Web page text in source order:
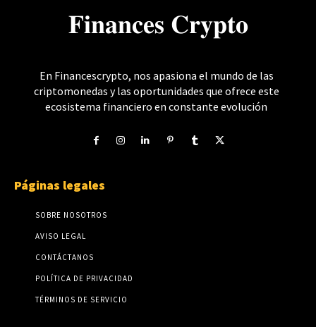
𝐅𝐢𝐧𝐚𝐧𝐜𝐞𝐬 𝐂𝐫𝐲𝐩𝐭𝐨
En Financescrypto, nos apasiona el mundo de las
criptomonedas y las oportunidades que ofrece este
ecosistema financiero en constante evolución
Páginas legales
SOBRE NOSOTROS
AVISO LEGAL
CONTÁCTANOS
POLÍTICA DE PRIVACIDAD
TÉRMINOS DE SERVICIO